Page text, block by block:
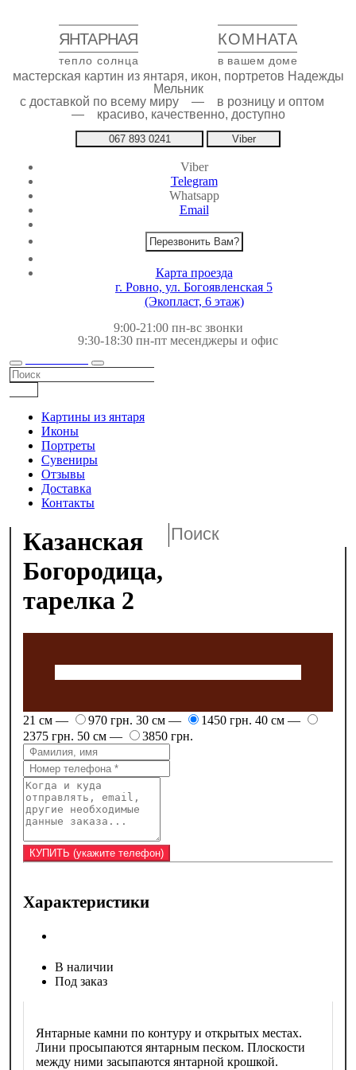
ЯНТАРНАЯ КОМНАТА
тепло солнца в вашем доме
мастерская картин из янтаря, икон, портретов Надежды
Мельник
с доставкой по всему миру — в розницу и оптом
— красиво, качественно, доступно
067 893 0241 Viber
Viber
Telegram
Whatsapp
Email
Перезвонить Вам?
Карта проезда
г. Ровно, ул. Богоявленская 5
(Экопласт, 6 этаж)
9:00-21:00 пн-вс звонки
9:30-18:30 пн-пт месенджеры и офис
Картины из янтаря
Иконы
Портреты
Сувениры
Отзывы
Доставка
Контакты
Казанская
Богородица,
тарелка 2
21 см — 970 грн. 30 см — 1450 грн. 40 см —
2375 грн. 50 см — 3850 грн.
Характеристики
В наличии
Под заказ
Янтарные камни по контуру и открытых местах.
Лини просыпаются янтарным песком. Плоскости
между ними засыпаются янтарной крошкой.